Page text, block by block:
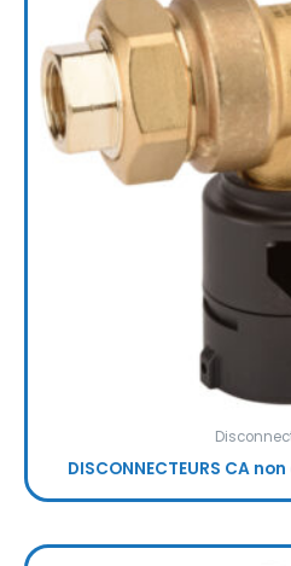
DISCONNECTEURS CA